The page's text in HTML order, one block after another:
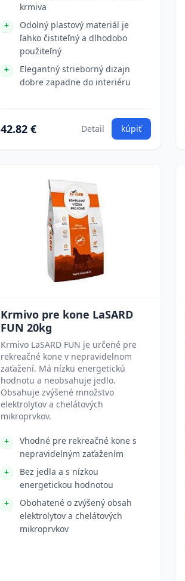
krmiva
Odolný plastový materiál je
ľahko čistiteľný a dlhodobo
použiteľný
Elegantný strieborný dizajn
dobre zapadne do interiéru
42.82 € Detail kúpiť
Krmivo pre kone LaSARD
FUN 20kg
Krmivo LaSARD FUN je určené pre
rekreačné kone v nepravidelnom
zaťažení. Má nízku energetickú
hodnotu a neobsahuje jedlo.
Obsahuje zvýšené množstvo
elektrolytov a chelátových
mikroprvkov.
Vhodné pre rekreačné kone s
nepravidelným zaťažením
Bez jedla a s nízkou
energetickou hodnotou
Obohatené o zvýšený obsah
elektrolytov a chelátových
mikroprvkov